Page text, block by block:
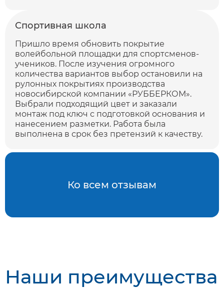
Спортивная школа
Пришло время обновить покрытие
волейбольной площадки для спортсменов-
учеников. После изучения огромного
количества вариантов выбор остановили на
рулонных покрытиях производства
новосибирской компании «РУББЕРКОМ».
Выбрали подходящий цвет и заказали
монтаж под ключ с подготовкой основания и
нанесением разметки. Работа была
выполнена в срок без претензий к качеству.
Ко всем отзывам
Наши преимущества